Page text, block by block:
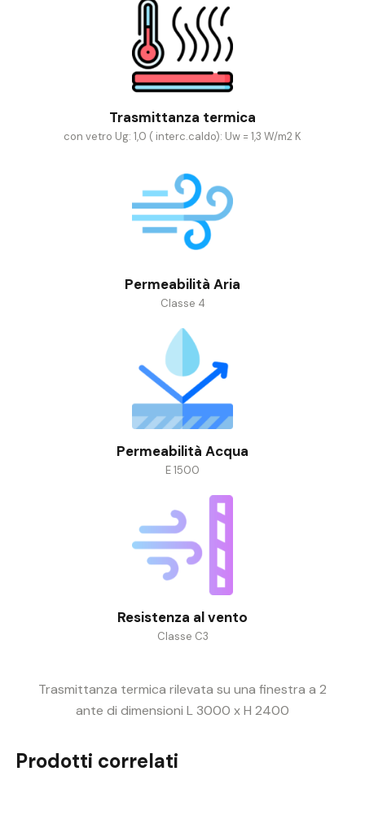
Trasmittanza termica
con vetro Ug: 1,0 ( interc.caldo): Uw = 1,3 W/m2 K
Permeabilità Aria
Classe 4
Permeabilità Acqua
E 1500
Resistenza al vento
Classe C3
Trasmittanza termica rilevata su una finestra a 2
ante di dimensioni L 3000 x H 2400
Prodotti correlati